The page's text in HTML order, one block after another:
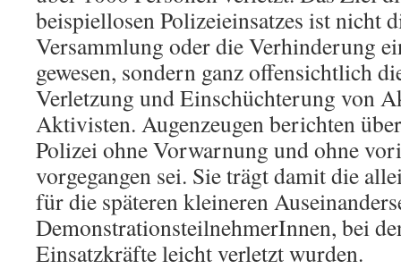
beispiellosen Polizeieinsatzes ist nicht
Versammlung oder die Verhinderung
gewesen, sondern ganz offensichtlich
Verletzung und Einschüchterung von
Aktivisten. Augenzeugen berichten
Polizei ohne Vorwarnung und ohne
vorgegangen sei. Sie trägt damit die
für die späteren kleineren
DemonstrationsteilnehmerInnen, bei
Einsatzkräfte leicht verletzt wurden.